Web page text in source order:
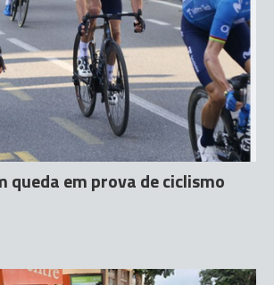
queda em prova de ciclismo